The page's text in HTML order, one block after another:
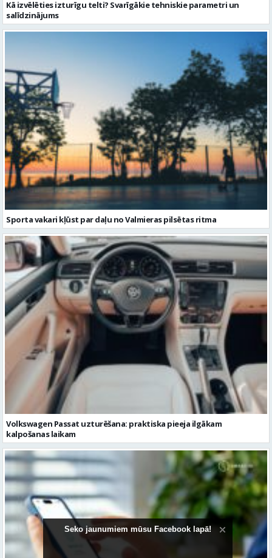
Kā izvēlēties izturīgu telti? Svarīgākie tehniskie parametri un
salīdzinājums
Sporta vakari kļūst par daļu no Valmieras pilsētas ritma
Volkswagen Passat uzturēšana: praktiska pieeja ilgākam
kalpošanas laikam
Seko jaunumiem mūsu Facebook lapā!